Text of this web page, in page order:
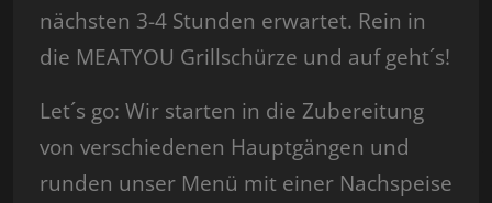
nächsten 3-4 Stunden erwartet. Rein in
die MEATYOU Grillschürze und auf geht´s!
Let´s go: Wir starten in die Zubereitung
von verschiedenen Hauptgängen und
runden unser Menü mit einer Nachspeise